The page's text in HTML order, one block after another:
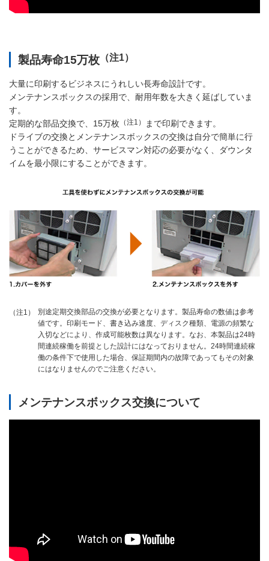
製品寿命15万枚 （注1）
大量に印刷するビジネスにうれしい長寿命設計です。
メンテナンスボックスの採用で、耐用年数を大きく延ばしていま
す。
定期的な部品交換で、15万枚 （注1）
まで印刷できます。
ドライブの交換とメンテナンスボックスの交換は自分で簡単に行
うことができるため、サービスマン対応の必要がなく、ダウンタ
イムを最小限にすることができます。
（注1）
別途定期交換部品の交換が必要となります。製品寿命の数値は参考
値です。印刷モード、書き込み速度、ディスク種類、電源の頻繁な
入切などにより、作成可能枚数は異なります。なお、本製品は24時
間連続稼働を前提とした設計にはなっておりません。24時間連続稼
働の条件下で使用した場合、保証期間内の故障であってもその対象
にはなりませんのでご注意ください。
メンテナンスボックス交換について